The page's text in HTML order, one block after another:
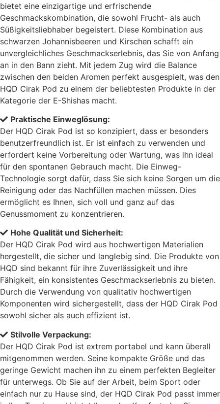
bietet eine einzigartige und erfrischende
Geschmackskombination, die sowohl Frucht- als auch
Süßigkeitsliebhaber begeistert. Diese Kombination aus
schwarzen Johannisbeeren und Kirschen schafft ein
unvergleichliches Geschmackserlebnis, das Sie von Anfang
an in den Bann zieht. Mit jedem Zug wird die Balance
zwischen den beiden Aromen perfekt ausgespielt, was den
HQD Cirak Pod zu einem der beliebtesten Produkte in der
Kategorie der E-Shishas macht.
Praktische Einweglösung:
Der HQD Cirak Pod ist so konzipiert, dass er besonders
benutzerfreundlich ist. Er ist einfach zu verwenden und
erfordert keine Vorbereitung oder Wartung, was ihn ideal
für den spontanen Gebrauch macht. Die Einweg-
Technologie sorgt dafür, dass Sie sich keine Sorgen um die
Reinigung oder das Nachfüllen machen müssen. Dies
ermöglicht es Ihnen, sich voll und ganz auf das
Genussmoment zu konzentrieren.
Hohe Qualität und Sicherheit:
Der HQD Cirak Pod wird aus hochwertigen Materialien
hergestellt, die sicher und langlebig sind. Die Produkte von
HQD sind bekannt für ihre Zuverlässigkeit und ihre
Fähigkeit, ein konsistentes Geschmackserlebnis zu bieten.
Durch die Verwendung von qualitativ hochwertigen
Komponenten wird sichergestellt, dass der HQD Cirak Pod
sowohl sicher als auch effizient ist.
Stilvolle Verpackung:
Der HQD Cirak Pod ist extrem portabel und kann überall
mitgenommen werden. Seine kompakte Größe und das
geringe Gewicht machen ihn zu einem perfekten Begleiter
für unterwegs. Ob Sie auf der Arbeit, beim Sport oder
einfach nur zu Hause sind, der HQD Cirak Pod passt immer